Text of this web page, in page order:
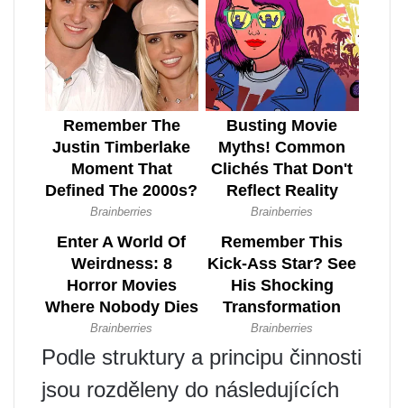
Podle struktury a principu činnosti
jsou rozděleny do následujících